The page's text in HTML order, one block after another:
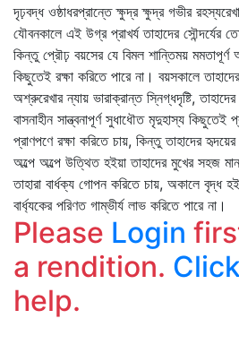
দৃঢ়বদ্ধ ওষ্ঠাধরপ্রান্তে ক্ষুদ্র ক্ষুদ্র গভীর
যৌবনকালে এই উগ্র প্রাখর্য তাহাদের সৌন্দর্যের
কিন্তু প্রৌঢ় বয়সের যে বিমল শান্তিময় মমতাপূর্ণ
কিছুতেই রক্ষা করিতে পারে না। বয়সকালে
অশ্রুরেখার ন্যায় ভারাক্রান্ত স্নিগ্ধদৃষ্টি,
বাসনাহীন সান্ত্বনাপূর্ণ সুধাধৌত মৃদুহাস্য কিছুতেই
প্রাণপণে রক্ষা করিতে চায়, কিন্তু তাহাদের
অল্পে অল্পে উত্থিত হইয়া তাহাদের মুখের সহজ
তাহারা বার্ধক্য গোপন করিতে চায়, অকালে বৃদ্ধ
বার্ধ্যকের পরিণত গাম্ভীর্য লাভ করিতে পারে না।
Please Login
a rendition.
help.